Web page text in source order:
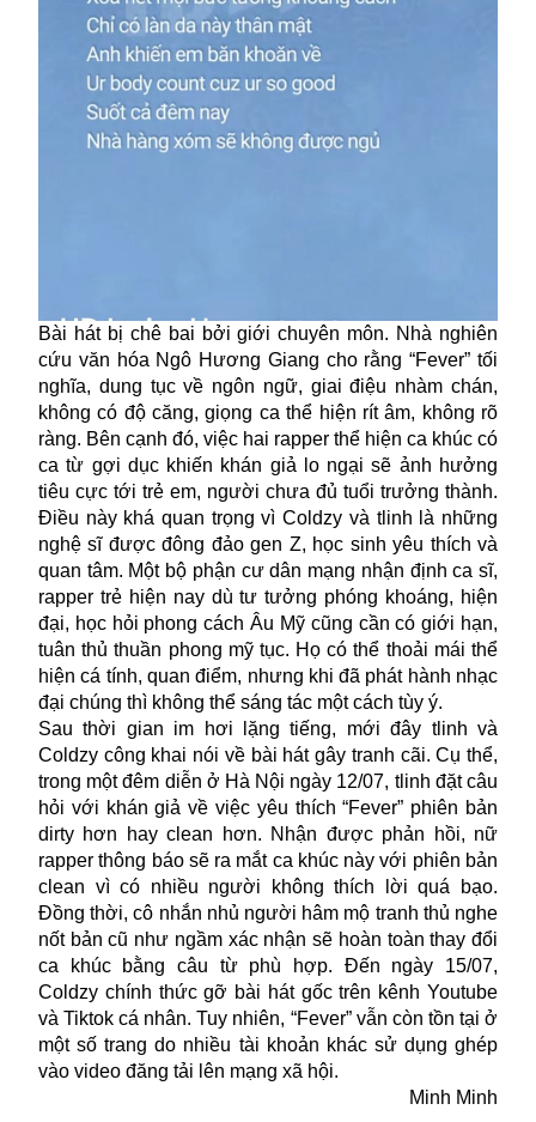
Bài hát bị chê bai bởi giới chuyên môn. Nhà nghiên
cứu văn hóa Ngô Hương Giang cho rằng “Fever” tối
nghĩa, dung tục về ngôn ngữ, giai điệu nhàm chán,
không có độ căng, giọng ca thể hiện rít âm, không rõ
ràng. Bên cạnh đó, việc hai rapper thể hiện ca khúc có
ca từ gợi dục khiến khán giả lo ngại sẽ ảnh hưởng
tiêu cực tới trẻ em, người chưa đủ tuổi trưởng thành.
Điều này khá quan trọng vì Coldzy và tlinh là những
nghệ sĩ được đông đảo gen Z, học sinh yêu thích và
quan tâm. Một bộ phận cư dân mạng nhận định ca sĩ,
rapper trẻ hiện nay dù tư tưởng phóng khoáng, hiện
đại, học hỏi phong cách Âu Mỹ cũng cần có giới hạn,
tuân thủ thuần phong mỹ tục. Họ có thể thoải mái thể
hiện cá tính, quan điểm, nhưng khi đã phát hành nhạc
đại chúng thì không thể sáng tác một cách tùy ý.
Sau thời gian im hơi lặng tiếng, mới đây tlinh và
Coldzy công khai nói về bài hát gây tranh cãi. Cụ thể,
trong một đêm diễn ở Hà Nội ngày 12/07, tlinh đặt câu
hỏi với khán giả về việc yêu thích “Fever” phiên bản
dirty hơn hay clean hơn. Nhận được phản hồi, nữ
rapper thông báo sẽ ra mắt ca khúc này với phiên bản
clean vì có nhiều người không thích lời quá bạo.
Đồng thời, cô nhắn nhủ người hâm mộ tranh thủ nghe
nốt bản cũ như ngầm xác nhận sẽ hoàn toàn thay đổi
ca khúc bằng câu từ phù hợp. Đến ngày 15/07,
Coldzy chính thức gỡ bài hát gốc trên kênh Youtube
và Tiktok cá nhân. Tuy nhiên, “Fever” vẫn còn tồn tại ở
một số trang do nhiều tài khoản khác sử dụng ghép
vào video đăng tải lên mạng xã hội.
Minh Minh